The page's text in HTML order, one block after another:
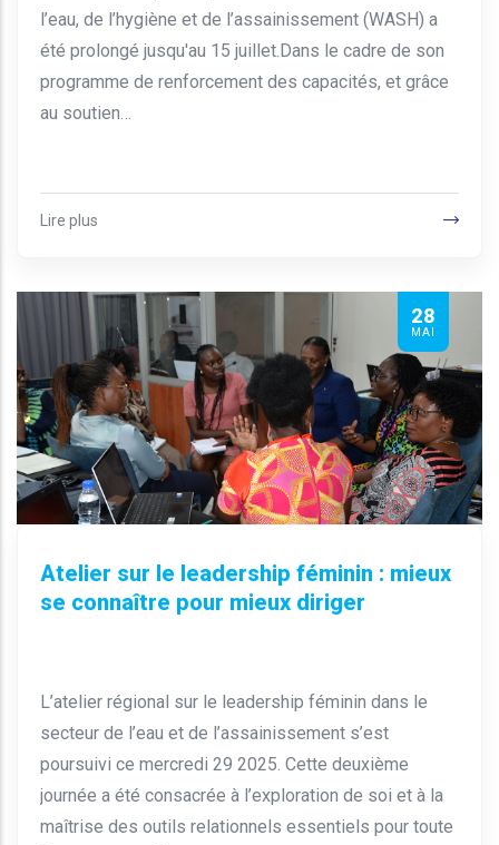
l’eau, de l’hygiène et de l’assainissement (WASH) a
été prolongé jusqu'au 15 juillet.Dans le cadre de son
programme de renforcement des capacités, et grâce
au soutien…
Lire plus
28
MAI
Atelier sur le leadership féminin : mieux
se connaître pour mieux diriger
L’atelier régional sur le leadership féminin dans le
secteur de l’eau et de l’assainissement s’est
poursuivi ce mercredi 29 2025. Cette deuxième
journée a été consacrée à l’exploration de soi et à la
maîtrise des outils relationnels essentiels pour toute